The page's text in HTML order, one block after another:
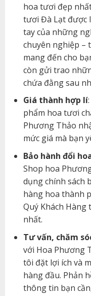
hoa tươi đẹp
tươi Đà Lạt được
tay của những
chuyên nghiệp –
mang đến cho
còn gửi trao
chứa đằng sau
Giá thành hợp lí
phẩm hoa tươi
Phương Thảo
mức giá mà bạn
Bảo hành đổi
Shop hoa
dụng chính sách
hàng hoa thành
Quý Khách
nhất.
Tư vấn, chăm
với Hoa Phương
tôi đặt lợi ích và
hàng đầu. Phản
thông tin bạn